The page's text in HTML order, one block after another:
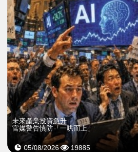
未來產業投資急升
官媒警告慎防「一哄而上」
05/08/2026 19885